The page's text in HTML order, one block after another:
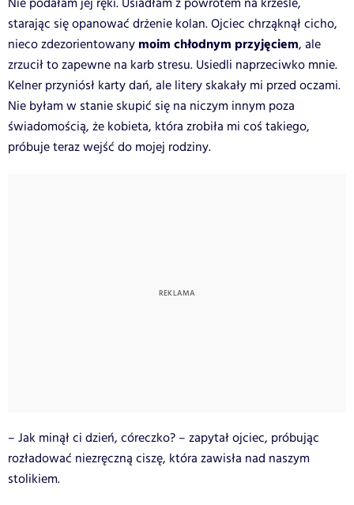
Nie podałam jej ręki. Usiadłam z powrotem na krześle,
starając się opanować drżenie kolan. Ojciec chrząknął cicho,
nieco zdezorientowany moim chłodnym przyjęciem, ale
zrzucił to zapewne na karb stresu. Usiedli naprzeciwko mnie.
Kelner przyniósł karty dań, ale litery skakały mi przed oczami.
Nie byłam w stanie skupić się na niczym innym poza
świadomością, że kobieta, która zrobiła mi coś takiego,
próbuje teraz wejść do mojej rodziny.
– Jak minął ci dzień, córeczko? – zapytał ojciec, próbując
rozładować niezręczną ciszę, która zawisła nad naszym
stolikiem.